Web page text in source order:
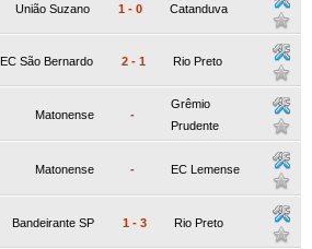
União Suzano 1 - 0 Catanduva
EC São Bernardo 2 - 1 Rio Preto
Matonense -
Grêmio
Prudente
Matonense - EC Lemense
Bandeirante SP 1 - 3 Rio Preto